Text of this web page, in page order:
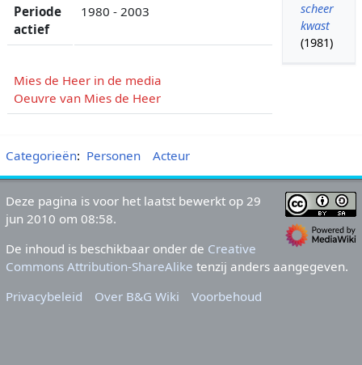
scheer
kwast
(1981)
Periode
actief
1980 - 2003
Mies de Heer in de media
Oeuvre van Mies de Heer
Categorieën: Personen Acteur
Deze pagina is voor het laatst bewerkt op 29
jun 2010 om 08:58.
De inhoud is beschikbaar onder de Creative
Commons Attribution-ShareAlike tenzij anders aangegeven.
Privacybeleid
Over B&G Wiki Voorbehoud